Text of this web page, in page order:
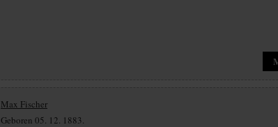
Max Fischer
Geboren 05. 12. 1883.